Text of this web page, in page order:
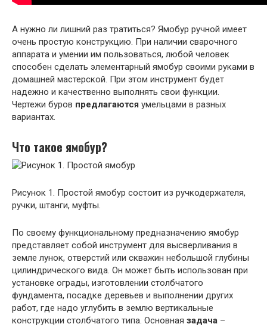
А нужно ли лишний раз тратиться? Ямобур ручной имеет
очень простую конструкцию. При наличии сварочного
аппарата и умении им пользоваться, любой человек
способен сделать элементарный ямобур своими руками в
домашней мастерской. При этом инструмент будет
надежно и качественно выполнять свои функции.
Чертежи буров предлагаются умельцами в разных
вариантах.
Что такое ямобур?
Рисунок 1. Простой ямобур состоит из ручкодержателя,
ручки, штанги, муфты.
По своему функциональному предназначению ямобур
представляет собой инструмент для высверливания в
земле лунок, отверстий или скважин небольшой глубины
цилиндрического вида. Он может быть использован при
установке ограды, изготовлении столбчатого
фундамента, посадке деревьев и выполнении других
работ, где надо углубить в землю вертикальные
конструкции столбчатого типа. Основная задача –